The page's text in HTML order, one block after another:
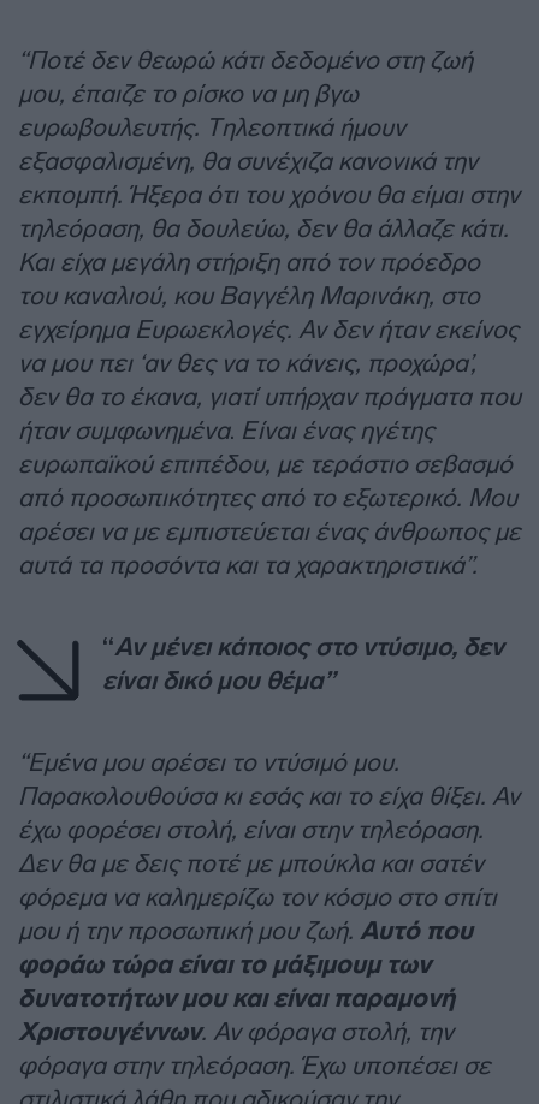
“Ποτέ δεν θεωρώ κάτι δεδομένο στη ζωή
μου, έπαιζε το ρίσκο να μη βγω
ευρωβουλευτής. Τηλεοπτικά ήμουν
εξασφαλισμένη, θα συνέχιζα κανονικά την
εκπομπή. Ήξερα ότι του χρόνου θα είμαι στην
τηλεόραση, θα δουλεύω, δεν θα άλλαζε κάτι.
Και είχα μεγάλη στήριξη από τον πρόεδρο
του καναλιού, κου Βαγγέλη Μαρινάκη, στο
εγχείρημα Ευρωεκλογές. Αν δεν ήταν εκείνος
να μου πει ‘αν θες να το κάνεις, προχώρα’,
δεν θα το έκανα, γιατί υπήρχαν πράγματα που
ήταν συμφωνημένα. Είναι ένας ηγέτης
ευρωπαϊκού επιπέδου, με τεράστιο σεβασμό
από προσωπικότητες από το εξωτερικό. Μου
αρέσει να με εμπιστεύεται ένας άνθρωπος με
αυτά τα προσόντα και τα χαρακτηριστικά”.
“Αν μένει κάποιος στο ντύσιμο, δεν
είναι δικό μου θέμα”
“Εμένα μου αρέσει το ντύσιμό μου.
Παρακολουθούσα κι εσάς και το είχα θίξει. Αν
έχω φορέσει στολή, είναι στην τηλεόραση.
Δεν θα με δεις ποτέ με μπούκλα και σατέν
φόρεμα να καλημερίζω τον κόσμο στο σπίτι
μου ή την προσωπική μου ζωή. Αυτό που
φοράω τώρα είναι το μάξιμουμ των
δυνατοτήτων μου και είναι παραμονή
Χριστουγέννων. Αν φόραγα στολή, την
φόραγα στην τηλεόραση. Έχω υποπέσει σε
στιλιστικά λάθη που αδικούσαν την